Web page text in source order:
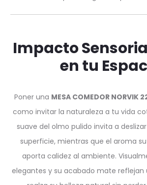
Impacto
en tu
Poner una MESA COMEDOR NORVIK
como invitar la naturaleza a tu vida
suave del olmo pulido invita a
superficie, mientras que el aroma
aporta calidez al ambiente.
elegantes y su acabado mate reflejan